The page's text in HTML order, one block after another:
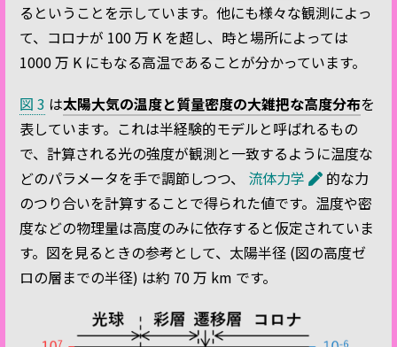
るということを示しています。他にも様々な観測によっ
て、コロナが 100 万 K を超し、時と場所によっては
1000 万 K にもなる高温であることが分かっています。
図 3 は太陽大気の温度と質量密度の大雑把な高度分布を
表しています。これは半経験的モデルと呼ばれるもの
で、計算される光の強度が観測と一致するように温度な
どのパラメータを手で調節しつつ、 流体力学
的な力
のつり合いを計算することで得られた値です。温度や密
度などの物理量は高度のみに依存すると仮定されていま
す。図を見るときの参考として、太陽半径 (図の高度ゼ
ロの層までの半径) は約 70 万 km です。